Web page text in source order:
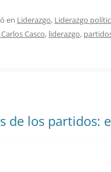
en Liderazgo, Liderazgo
Carlos Casco, liderazgo,
de los partidos: